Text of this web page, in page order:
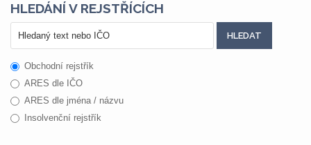
HLEDÁNÍ V REJSTŘÍCÍCH
Obchodní rejstřík
ARES dle IČO
ARES dle jména / názvu
Insolvenční rejstřík